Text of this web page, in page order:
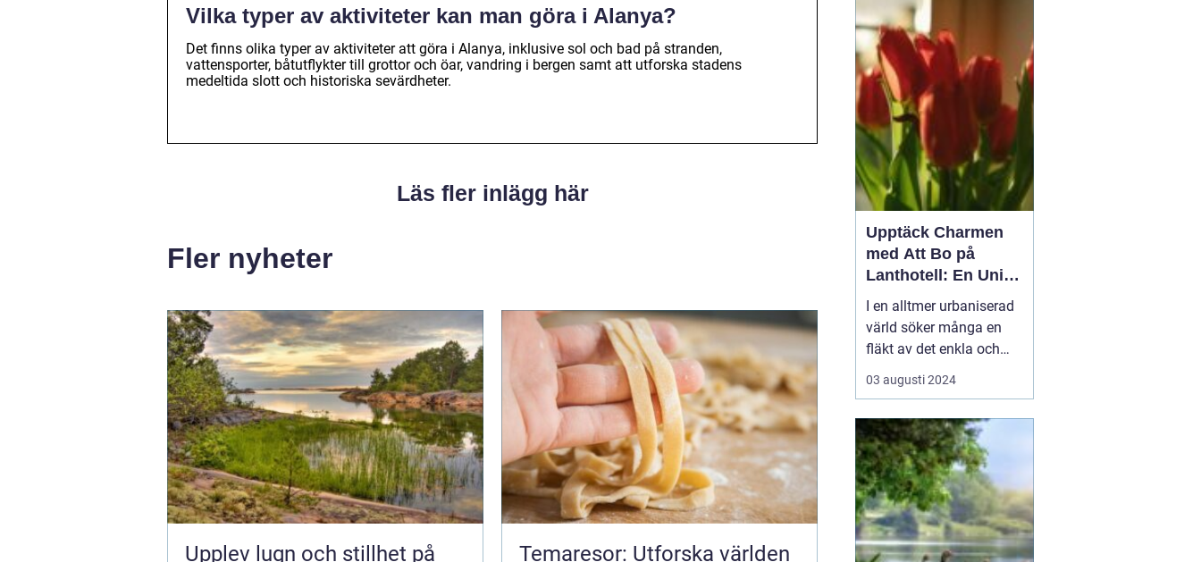
Vilka typer av aktiviteter kan man göra i Alanya?
Det finns olika typer av aktiviteter att göra i Alanya, inklusive sol och bad på stranden,
vattensporter, båtutflykter till grottor och öar, vandring i bergen samt att utforska stadens
medeltida slott och historiska sevärdheter.
Läs fler inlägg här
Fler nyheter
Upplev lugn och stillhet på Temaresor: Utforska världen
Området är en populär
destination för
semesterfirare som
söker lugn och
avkoppling från stadens
brus. Bland Hallands
böljande åk...
Upptäck Charmen
med Att Bo på
Lanthotell: En Unik
Upplevelse på
Smålandstorpet
I en alltmer urbaniserad
värld söker många en
fläkt av det enkla och
naturnära livet. Att
övernatta på ett
fånga just denna
upplevelse - och få en
paus från s...
03 augusti 2024